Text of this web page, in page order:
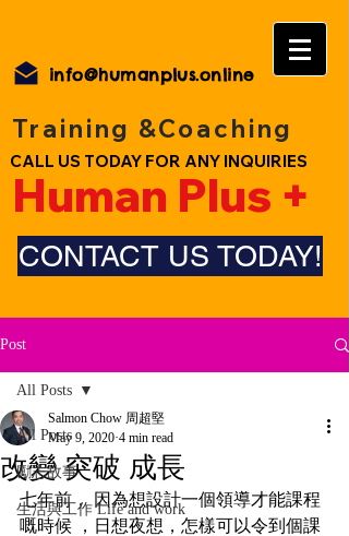
info@humanplus.online
Training &Coaching
CALL US TODAY FOR ANY INQUIRIES
Human Plus +
CONTACT US TODAY!
Post
All Posts
勵志故事
生活與工作 Life and work
All Posts
改變 突破 成長
Salmon Chow 周超堅
May 9, 2020 4 min read
七年前， 因為想設計一個領導才能課程
嘅時候 ，日想夜想，怎樣可以令到個課